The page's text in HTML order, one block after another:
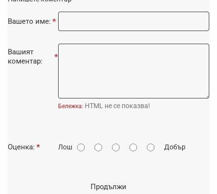
Вашето име:
Вашият
коментар:
Бележка: HTML не се показва!
О
Оценка: Лош Добър
Продължи